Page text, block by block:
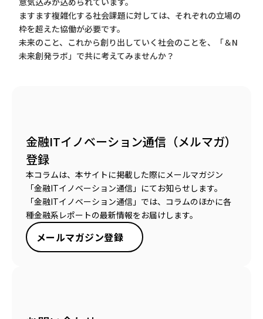
ますます複雑化する社会課題に対しては、それぞれの立場の
枠を超えた協働が必要です。
未来のこと、これから創り出していく社会のことを、「＆N
未来創発ラボ」で共に考えてみませんか？
金融ITイノベーション通信（メルマガ）
登録
本コラムは、本サイトに掲載した際にメールマガジン
「金融ITイノベーション通信」にてお知らせします。
「金融ITイノベーション通信」では、コラムのほかに各
種金融系レポートの最新情報をお届けします。
メールマガジン登録